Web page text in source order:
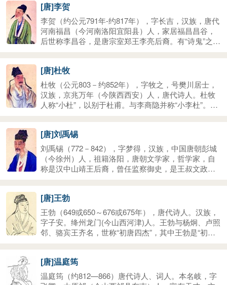
时期的段成式、温庭筠风格相近，且三人都在家族里
排行第十六，故并称为“三十六体”。其诗构思新奇，风
格秾丽，尤其是一些爱情诗和无题诗写得缠绵悱恻，
优美动人，广为传诵。但部分诗歌过于隐晦迷离，难
于索解，至有“诗家总爱西昆好，独恨无人作郑笺”之
后葬于家乡沁阳（今河南焦作市沁阳与博爱县交界之
处）。作品收录为《李义山诗集》。
[唐]李贺
李贺（约公元791年-约817年），字长吉，汉族，唐代
河南福昌（今河南洛阳宜阳县）人，家居福昌昌谷，
后世称李昌谷，是唐宗室郑王李亮后裔。有“诗鬼”之
漫主义诗人，与李白、李商隐称为唐代三李。有“‘太白
仙才，长吉鬼才’之说。李贺是继屈原、李白之后，中
国文学史上又一位颇享盛誉的浪漫主义诗人。李贺长
期的抑郁感伤，焦思苦吟的生活方式，元和八年（813
年）因病辞去奉礼郎回昌谷，27岁英年早逝。
[唐]杜牧
杜牧（公元803－约852年），字牧之，号樊川居士，
汉族，京兆万年（今陕西西安）人，唐代诗人。杜牧
人称“小杜”，以别于杜甫。与李商隐并称“小李杜”。因
[唐]刘禹锡
刘禹锡（772－842），字梦得，汉族，中国唐朝彭城
（今徐州）人，祖籍洛阳，唐朝文学家，哲学家，自
称是汉中山靖王后裔，曾任监察御史，是王叔文政治
治上主张革新，是王叔文派政治革新活动的中心人物
之一。后来永贞革新失败被贬为朗州司马（今湖南常
德）。据湖南常德历史学家、收藏家周新国先生考证
刘禹锡被贬为朗州司马其间写了著名的“汉寿城春望”。
[唐]王勃
王勃（649或650～676或675年），唐代诗人。汉族，
字子安。绛州龙门(今山西河津)人。王勃与杨炯、卢照
邻、骆宾王齐名，世称“初唐四杰”，其中王勃是“初唐
诗歌体裁上擅长五律和五绝，代表作品有《送杜少府
之任蜀州》等；主要文学成就是骈文，无论是数量还
是质量，堪称一时之最，代表作品有《滕王阁序》
[唐]温庭筠
温庭筠（约812—866）唐代诗人、词人。本名岐，字